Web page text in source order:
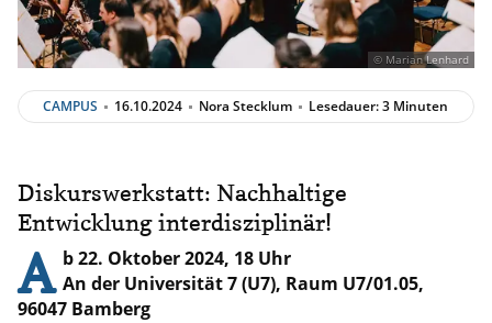
© Marian Lenhard
CAMPUS 16.10.2024 Nora Stecklum Lesedauer: 3 Minuten
Diskurswerkstatt: Nachhaltige
Entwicklung interdisziplinär!
A b 22. Oktober 2024, 18 Uhr
An der Universität 7 (U7), Raum U7/01.05,
96047 Bamberg